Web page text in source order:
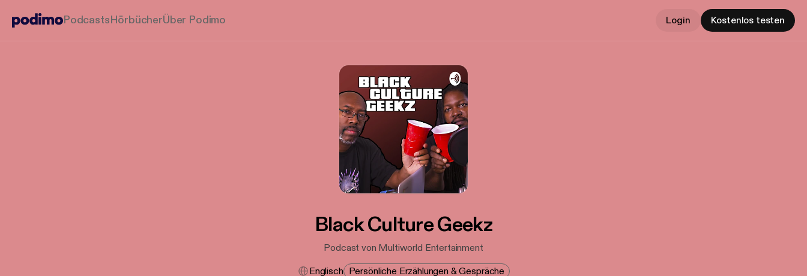
PodcastsHörbücherÜber Podimo Login Kostenlos testen
Black Culture Geekz
Podcast von Multiworld Entertainment
Englisch Persönliche Erzählungen & Gespräche